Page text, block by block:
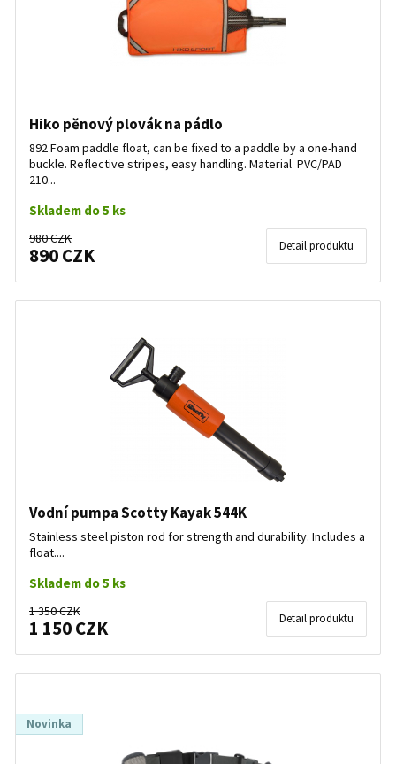
Hiko pěnový plovák na pádlo
892 Foam paddle float, can be fixed to a paddle by a one-hand
buckle. Reflective stripes, easy handling. Material PVC/PAD
210...
Skladem do 5 ks
980 CZK
890 CZK Detail produktu
Vodní pumpa Scotty Kayak 544K
Stainless steel piston rod for strength and durability. Includes a
float....
Skladem do 5 ks
1 350 CZK
1 150 CZK Detail produktu
Novinka